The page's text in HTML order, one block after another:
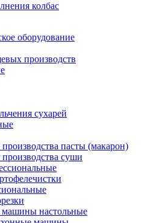
колбас
оборудование
производств
сухарей
пасты (макарон)
суши
машины настольные